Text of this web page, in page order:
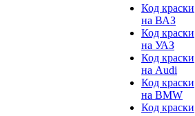
Код краски
на ВАЗ
Код краски
на УАЗ
Код краски
на Audi
Код краски
на BMW
Код краски